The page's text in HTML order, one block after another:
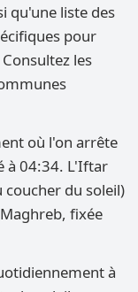
qu'une liste des
pour
les
où l'on arrête
à 04:34. L'Iftar
du soleil)
fixée
à